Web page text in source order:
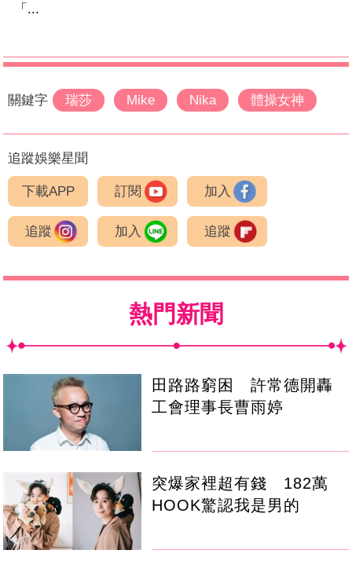
「...
關鍵字 瑞莎 Mike Nika 體操女神
追蹤娛樂星聞
下載APP 訂閱 加入
追蹤 加入 追蹤
熱門新聞
田路路窮困 許常德開轟
工會理事長曹雨婷
突爆家裡超有錢 182萬
HOOK驚認我是男的